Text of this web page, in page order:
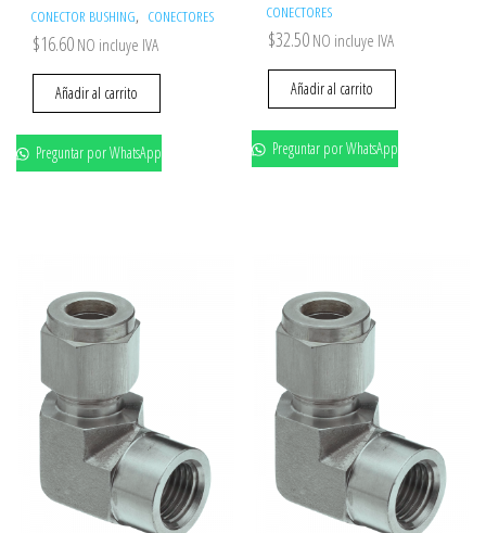
CONECTOR BUSHING, CONECTORES
$16.60 NO incluye IVA
Añadir al carrito
Preguntar por WhatsApp
CONECTORES
$32.50 NO incluye IVA
Añadir al carrito
Preguntar por WhatsApp